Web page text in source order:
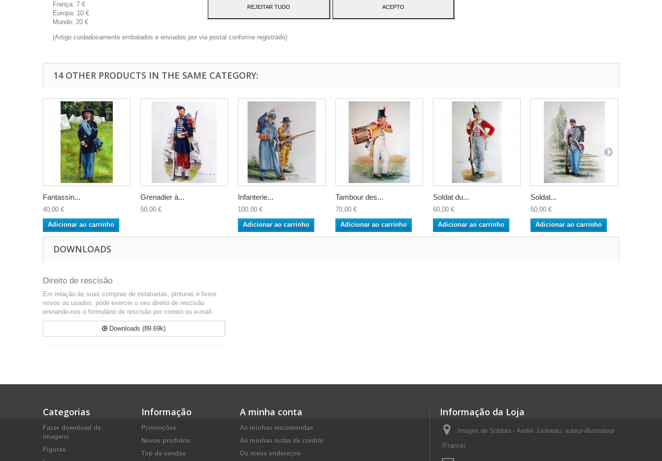
França: 7 €
Europa: 10 €
Mundo: 20 €
(Artigo cuidadosamente embalados e enviados por via postal conforme registrado)
14 OTHER PRODUCTS IN THE SAME CATEGORY:
Fantassin...
40,00 €
Adicionar ao carrinho
Grenadier à...
50,00 €
Infanterie...
100,00 €
Adicionar ao carrinho
Tambour des...
70,00 €
Adicionar ao carrinho
Soldat du...
60,00 €
Adicionar ao carrinho
Soldat...
50,00 €
Adicionar ao carrinho
DOWNLOADS
Direito de rescisão
Em relação às suas compras de estatuetas, pinturas e livros
novos ou usados, pode exercer o seu direito de rescisão
enviando-nos o formulário de rescisão por correio ou e-mail.
Downloads (89.69k)
Categorias
Fazer download de
imagens
Figuras
Informação
Promoções
Novos produtos
Top de vendas
A minha conta
As minhas encomendas
As minhas notas de crédito
Os meus endereços
Informação da Loja
Images de Soldats - André Jouineau, auteur-illustrateur
(France)
REJEITAR TUDO ACEPTO